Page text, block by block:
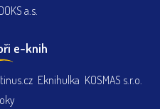
a.s.
e-knih
Eknihulka KOSMAS s.r.o.